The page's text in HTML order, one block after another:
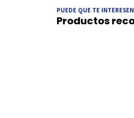
PUEDE QUE TE
Productos